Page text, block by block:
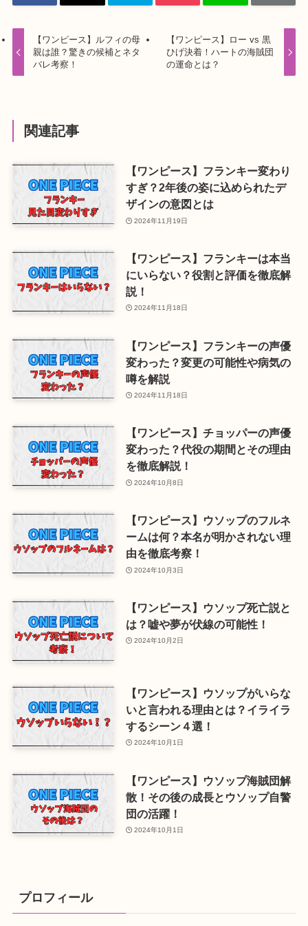
【ワンピース】ルフィの母
親は誰？驚きの候補とネタ
バレ考察！
【ワンピース】ロー vs 黒
ひげ決着！ハートの海賊団
の運命とは？
関連記事
【ワンピース】フランキー変わり
すぎ？2年後の姿に込められたデ
ザインの意図とは
2024年11月19日
【ワンピース】フランキーは本当
にいらない？役割と評価を徹底解
説！
2024年11月18日
【ワンピース】フランキーの声優
変わった？変更の可能性や病気の
噂を解説
2024年11月18日
【ワンピース】チョッパーの声優
変わった？代役の期間とその理由
を徹底解説！
2024年10月8日
【ワンピース】ウソップのフルネ
ームは何？本名が明かされない理
由を徹底考察！
2024年10月3日
【ワンピース】ウソップ死亡説と
は？嘘や夢が伏線の可能性！
2024年10月2日
【ワンピース】ウソップがいらな
いと言われる理由とは？イライラ
するシーン４選！
2024年10月1日
【ワンピース】ウソップ海賊団解
散！その後の成長とウソップ自警
団の活躍！
2024年10月1日
プロフィール